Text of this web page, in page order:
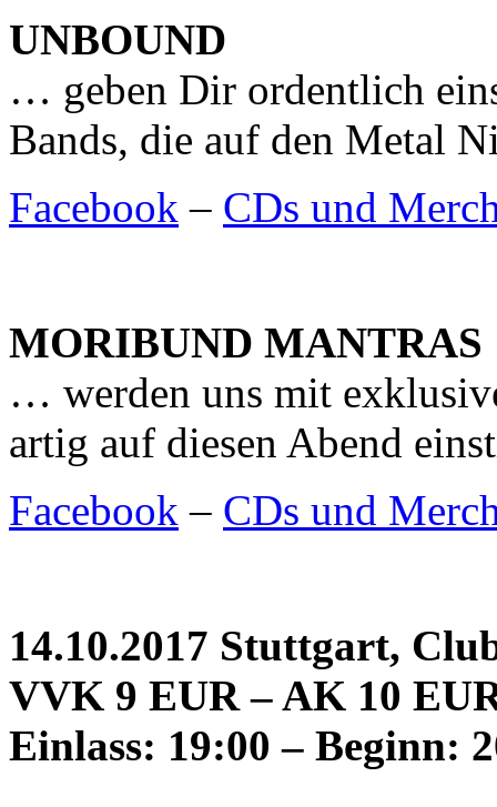
UNBOUND
… geben Dir ordentlich
Bands, die auf den Metal
Facebook – CDs und
MORIBUND MANTRAS
… werden uns mit
artig auf diesen Abend
Facebook – CDs und
14.10.2017 Stuttgart,
VVK 9 EUR – AK 10
Einlass: 19:00 – Beginn: